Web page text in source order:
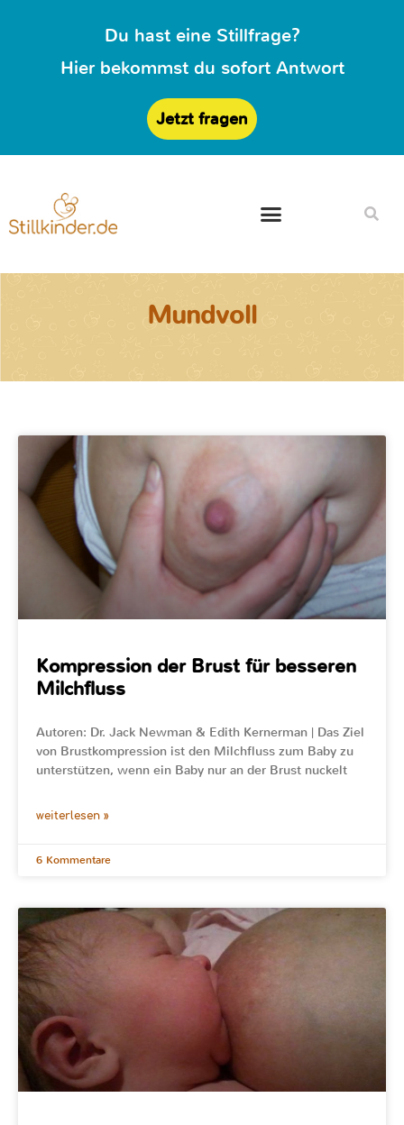
Du hast eine Stillfrage?
Hier bekommst du sofort Antwort
Jetzt fragen
Mundvoll
Kompression der Brust für besseren
Milchfluss
Autoren: Dr. Jack Newman & Edith Kernerman | Das Ziel
von Brustkompression ist den Milchfluss zum Baby zu
unterstützen, wenn ein Baby nur an der Brust nuckelt
weiterlesen »
6 Kommentare